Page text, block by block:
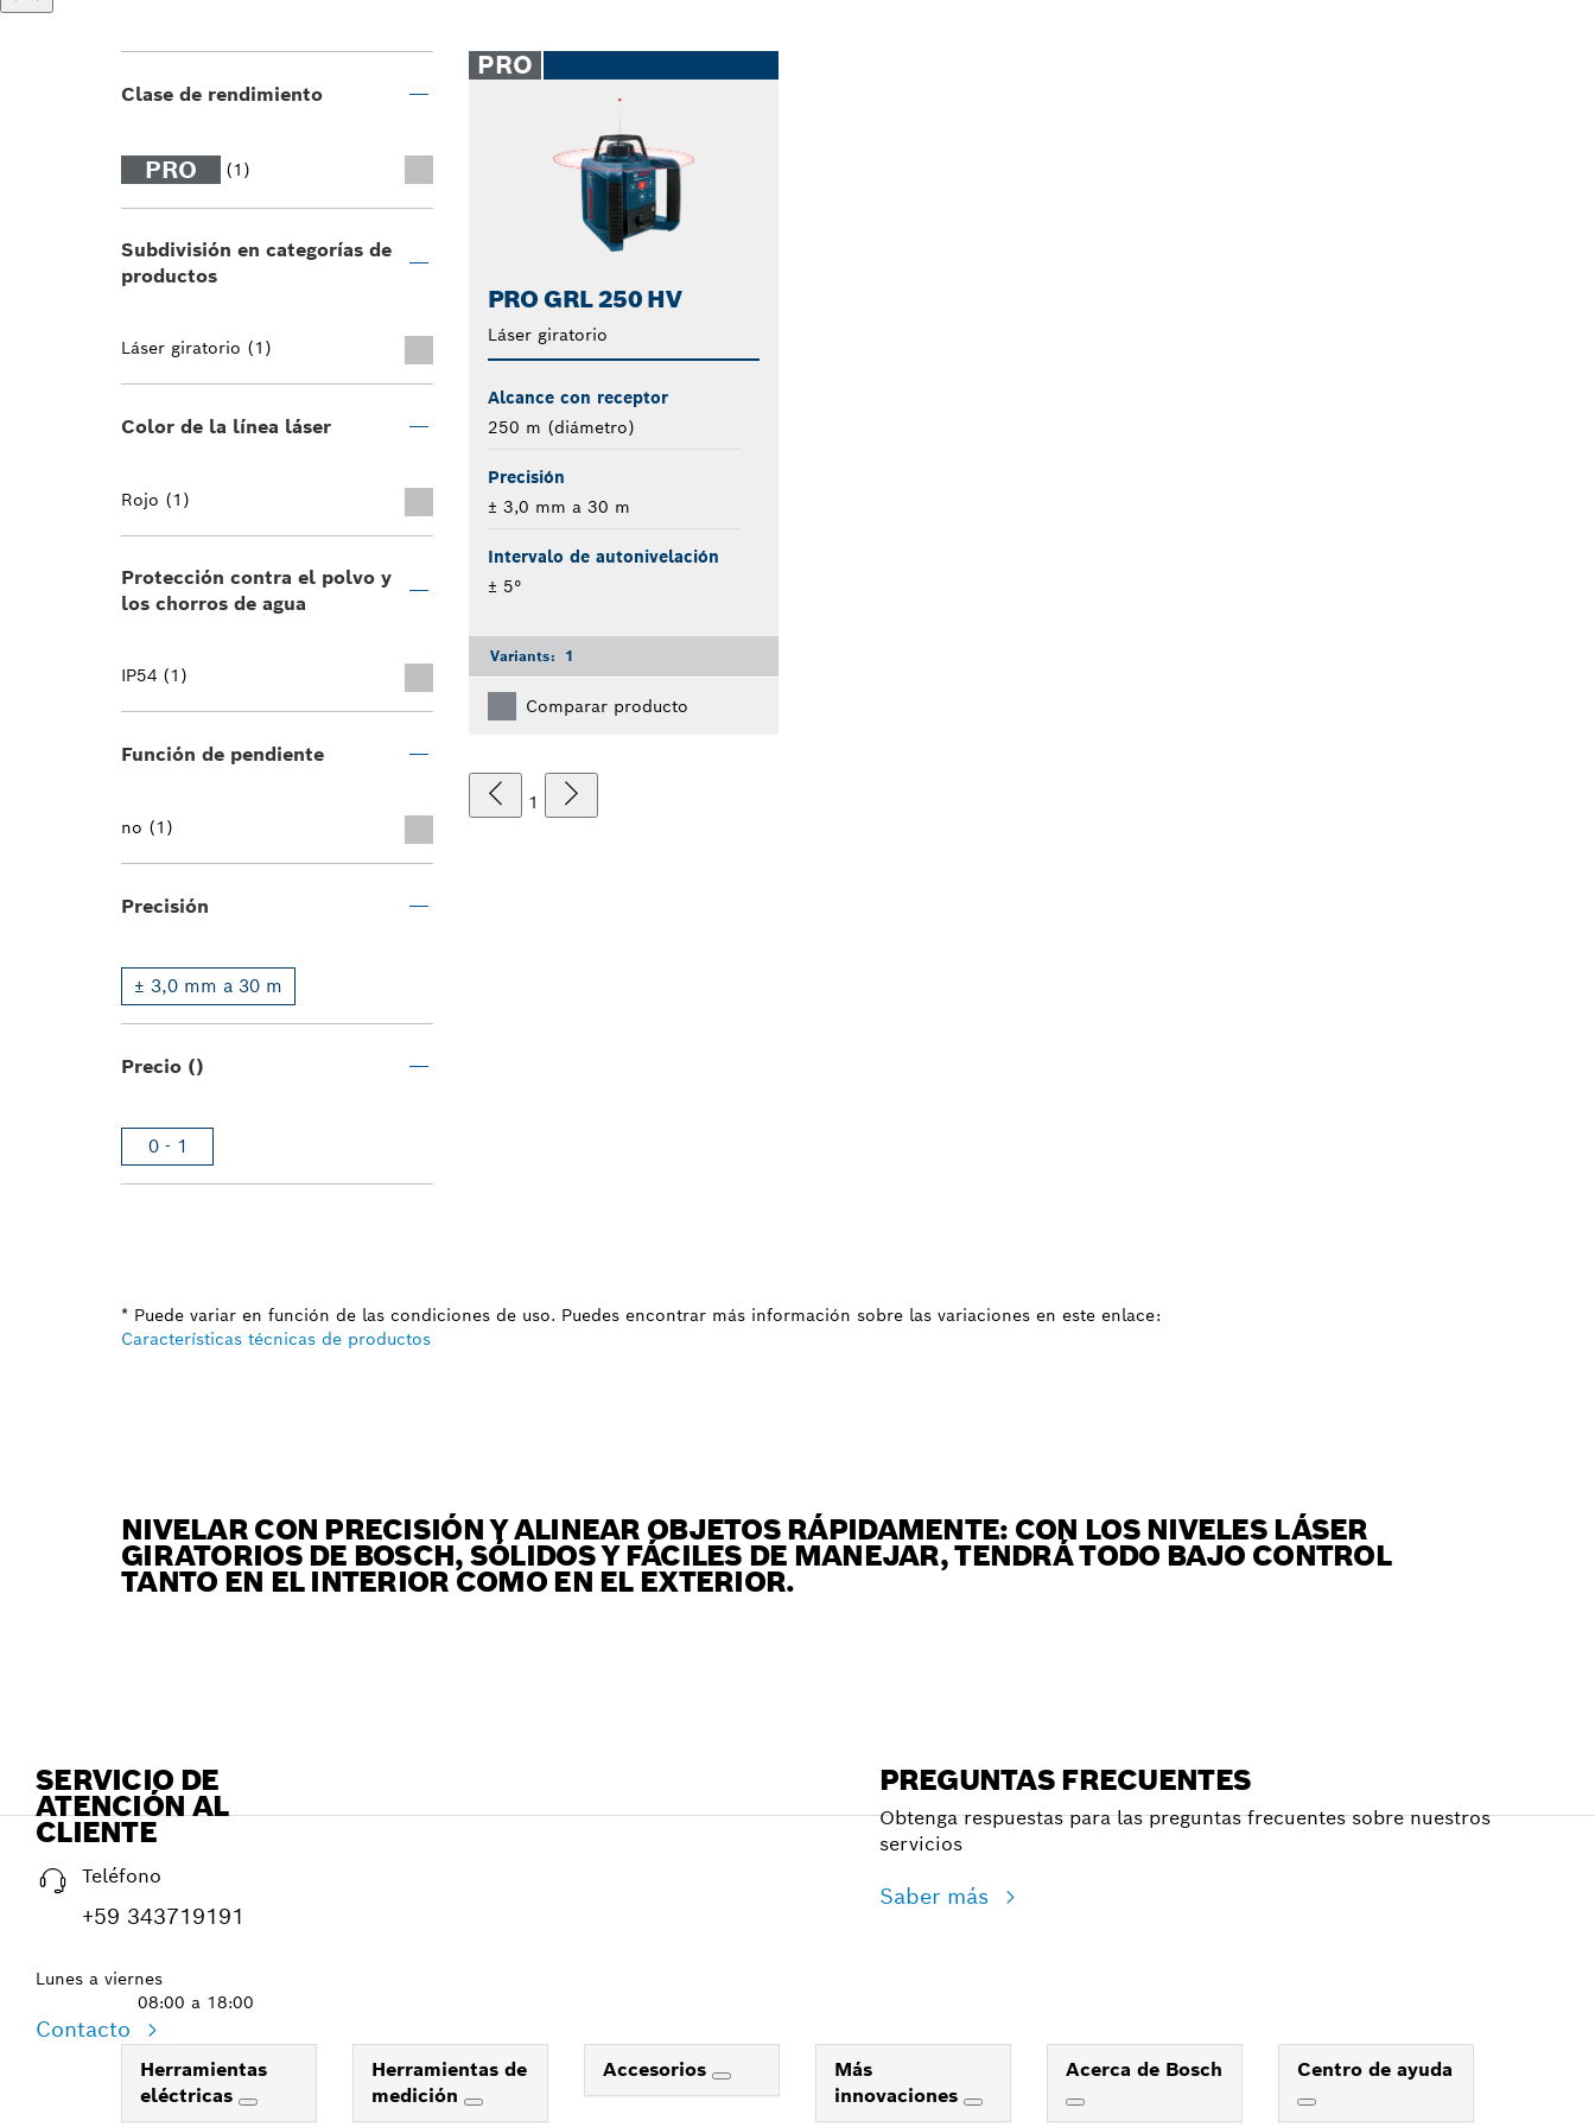
Clase de rendimiento
PRO (1)
Subdivisión en categorías de
productos
Láser giratorio (1)
Color de la línea láser
Rojo (1)
Protección contra el polvo y
los chorros de agua
IP54 (1)
Función de pendiente
no (1)
Precisión
± 3,0 mm a 30 m
Precio ()
0 - 1
PRO
PRO GRL 250 HV
Láser giratorio
Alcance con receptor
250 m (diámetro)
Precisión
± 3,0 mm a 30 m
Intervalo de autonivelación
± 5°
Variants: 1
Comparar producto
1
* Puede variar en función de las condiciones de uso. Puedes encontrar más información sobre las variaciones en este enlace:
Características técnicas de productos
NIVELAR CON PRECISIÓN Y ALINEAR OBJETOS RÁPIDAMENTE: CON LOS NIVELES LÁSER
GIRATORIOS DE BOSCH, SÓLIDOS Y FÁCILES DE MANEJAR, TENDRÁ TODO BAJO CONTROL
TANTO EN EL INTERIOR COMO EN EL EXTERIOR.
SERVICIO DE
ATENCIÓN AL
CLIENTE
Teléfono
+59 343719191
Lunes a viernes
08:00 a 18:00
Contacto
PREGUNTAS FRECUENTES
Obtenga respuestas para las preguntas frecuentes sobre nuestros
servicios
Saber más
Herramientas
eléctricas
Herramientas de
medición
Accesorios
Más
innovaciones
Acerca de Bosch Centro de ayuda